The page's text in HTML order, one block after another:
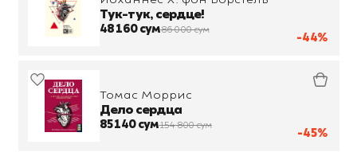
-44%
Тук-тук, сердце!
48 160 сум86 000 сум
-45%
Томас Моррис
Дело сердца
85 140 сум154 800 сум